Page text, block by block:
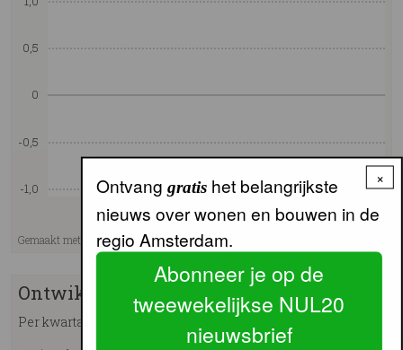
×
Ontvang gratishet belangrijkste
nieuws over wonen en bouwen in de
regio Amsterdam.
Abonneer je op de
tweewekelijkse NUL20
nieuwsbrief